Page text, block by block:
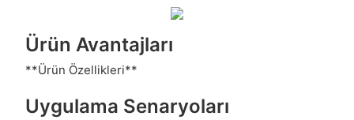
Ürün Avantajları
**Ürün Özellikleri**
Uygulama Senaryoları